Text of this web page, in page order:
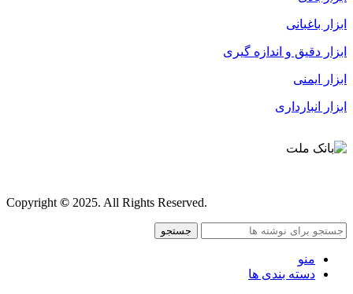
ابزار باغبانی
ابزار دقیق و اندازه گیری
ابزار ایمنی
ابزار انبارداری
Copyright© 2025. All Rights Reserved.
جستجو
منو
دسته بندی ها